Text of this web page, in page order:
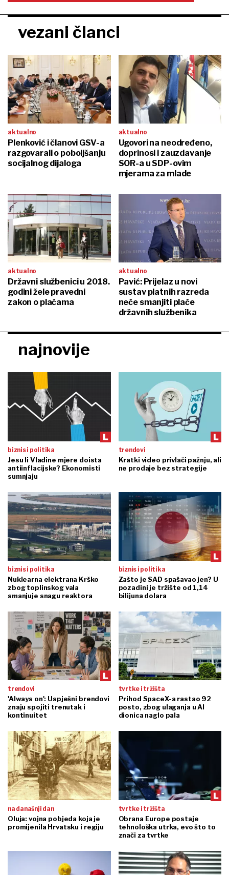
vezani članci
aktualno
Plenković i članovi GSV-a
razgovarali o poboljšanju
socijalnog dijaloga
aktualno
Ugovori na neodređeno,
doprinosi i zauzdavanje
SOR-a u SDP-ovim
mjerama za mlade
aktualno
Državni službenici u 2018.
godini žele pravedni
zakon o plaćama
aktualno
Pavić: Prijelaz u novi
sustav platnih razreda
neće smanjiti plaće
državnih službenika
najnovije
biznis i politika
Jesu li Vladine mjere doista
antiinflacijske? Ekonomisti
sumnjaju
trendovi
Kratki video privlači pažnju, ali
ne prodaje bez strategije
biznis i politika
Nuklearna elektrana Krško
zbog toplinskog vala
smanjuje snagu reaktora
biznis i politika
Zašto je SAD spašavao jen? U
pozadini je tržište od 1,14
bilijuna dolara
trendovi
'Always on': Uspješni brendovi
znaju spojiti trenutak i
kontinuitet
tvrtke i tržišta
Prihod SpaceX-a rastao 92
posto, zbog ulaganja u AI
dionica naglo pala
na današnji dan
Oluja: vojna pobjeda koja je
promijenila Hrvatsku i regiju
tvrtke i tržišta
Obrana Europe postaje
tehnološka utrka, evo što to
znači za tvrtke